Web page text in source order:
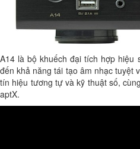
A14 là bộ khuếch đại tích hợp hiệu
đến khả năng tái tạo âm nhạc tuyệt
tín hiệu tương tự và kỹ thuật số,
aptX.